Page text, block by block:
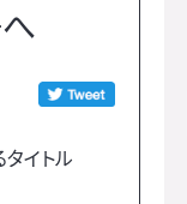
イトル